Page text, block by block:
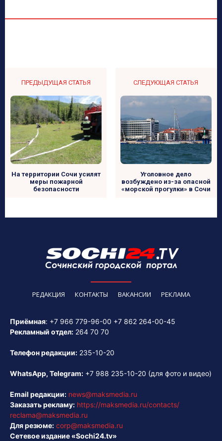
ПРЕДЫДУЩАЯ СТАТЬЯ
На территории Сочи усилят
меры пожарной
безопасности
СЛЕДУЮЩАЯ СТАТЬЯ
Уголовное дело
возбуждено из-за опасной
«морской прогулки» в Сочи
РЕДАКЦИЯ КОНТАКТЫ ВАКАНСИИ РЕКЛАМА
Приёмная: +7 966 779-96-00 +7 862 264-00-45
Рекламный отдел: 264 70 70
Телефон редакции: 235-10-20
WhatsApp, Telegram: +7 988 235-10-20 (для фото и видео)
Email редакции: news@maksmedia.ru
Заказать рекламу: https://maksmedia.ru/contacts/
reclama@maksmedia.ru
Для резюме: corp@maksmedia.ru
Сетевое издание «Sochi24.tv»